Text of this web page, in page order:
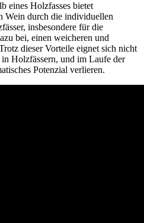
eines Holzfasses bietet
Wein durch die individuellen
insbesondere für die
bei, einen weicheren und
dieser Vorteile eignet sich nicht
Holzfässern, und im Laufe der
Potenzial verlieren.